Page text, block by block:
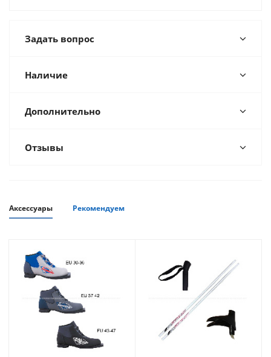
Задать вопрос
Наличие
Дополнительно
Отзывы
Аксессуары Рекомендуем